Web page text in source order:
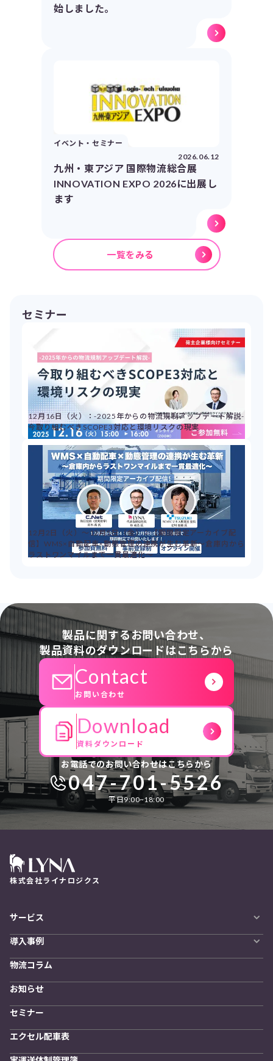
始しました。
イベント・セミナー
2026.06.12
九州・東アジア 国際物流総合展
INNOVATION EXPO 2026に出展し
ます
一覧をみる
セミナー
12月16日（火）：-2025年からの物流規制アップデート解説-
今取り組むべきSCOPE3対応と環境リスクの現実
12月2日（火）～12月5日（金）：【期間限定アーカイブ配
信】WMS×自動配車×動態管理の連携が生む革新～倉庫内から
ラストワンマイルまで一貫最適化～
製品に関するお問い合わせ、
製品資料のダウンロードはこちらから
Contact
お問い合わせ
Download
資料ダウンロード
お電話でのお問い合わせはこちらから
047-701-5526
平日9:00~18:00
株式会社ライナロジクス
サービス
LYNA DXプラットフォーム
発着管理オプション
訪問計画
物流拠点最適化
開発者向けサービス
導入事例
導入をご検討の方へ
物流コラム
お知らせ
セミナー
エクセル配車表